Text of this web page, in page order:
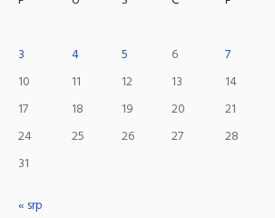
3
4 5 6 7
10
11 12 13 14
17
18 19 20 21
24
25 26 27 28
31
« srp